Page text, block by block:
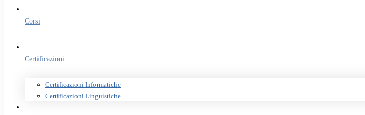
Corsi
Certificazioni
Certificazioni Informatiche
Certificazioni Linguistiche